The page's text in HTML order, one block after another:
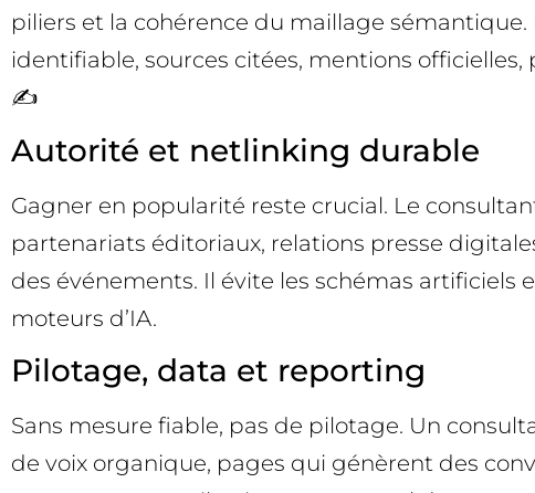
piliers et la cohérence du maillage sémantique.
identifiable, sources citées, mentions
✍️
Autorité et netlinking durable
Gagner en popularité reste crucial. Le
partenariats éditoriaux, relations presse
des événements. Il évite les schémas
moteurs d’IA.
Pilotage, data et reporting
Sans mesure fiable, pas de pilotage. Un
de voix organique, pages qui génèrent des